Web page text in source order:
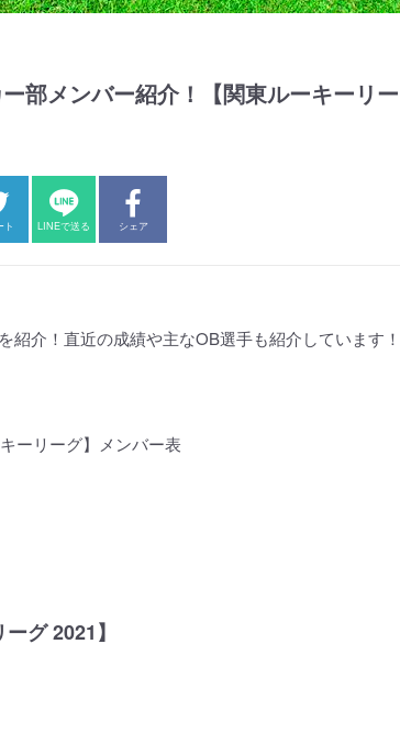
部メンバー紹介！【関東ルーキーリ
ト LINEで送る シェア
紹介！直近の成績や主なOB選手も紹介しています！
ーリーグ】メンバー表
グ 2021】